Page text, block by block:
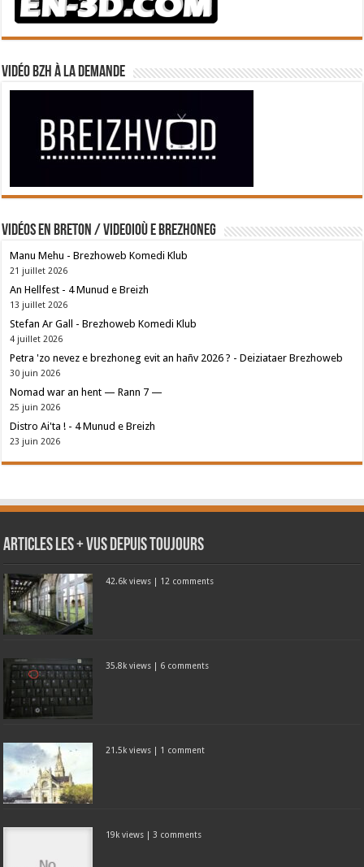
Vidéo BZH à la demande
Vidéos en breton / Videoioù e brezhoneg
Manu Mehu - Brezhoweb Komedi Klub
21 juillet 2026
An Hellfest - 4 Munud e Breizh
13 juillet 2026
Stefan Ar Gall - Brezhoweb Komedi Klub
4 juillet 2026
Petra 'zo nevez e brezhoneg evit an hañv 2026 ? - Deiziataer Brezhoweb
30 juin 2026
Nomad war an hent — Rann 7 —
25 juin 2026
Distro Ai'ta ! - 4 Munud e Breizh
23 juin 2026
Articles les + vus depuis toujours
42.6k views | 12 comments
35.8k views | 6 comments
21.5k views | 1 comment
19k views | 3 comments